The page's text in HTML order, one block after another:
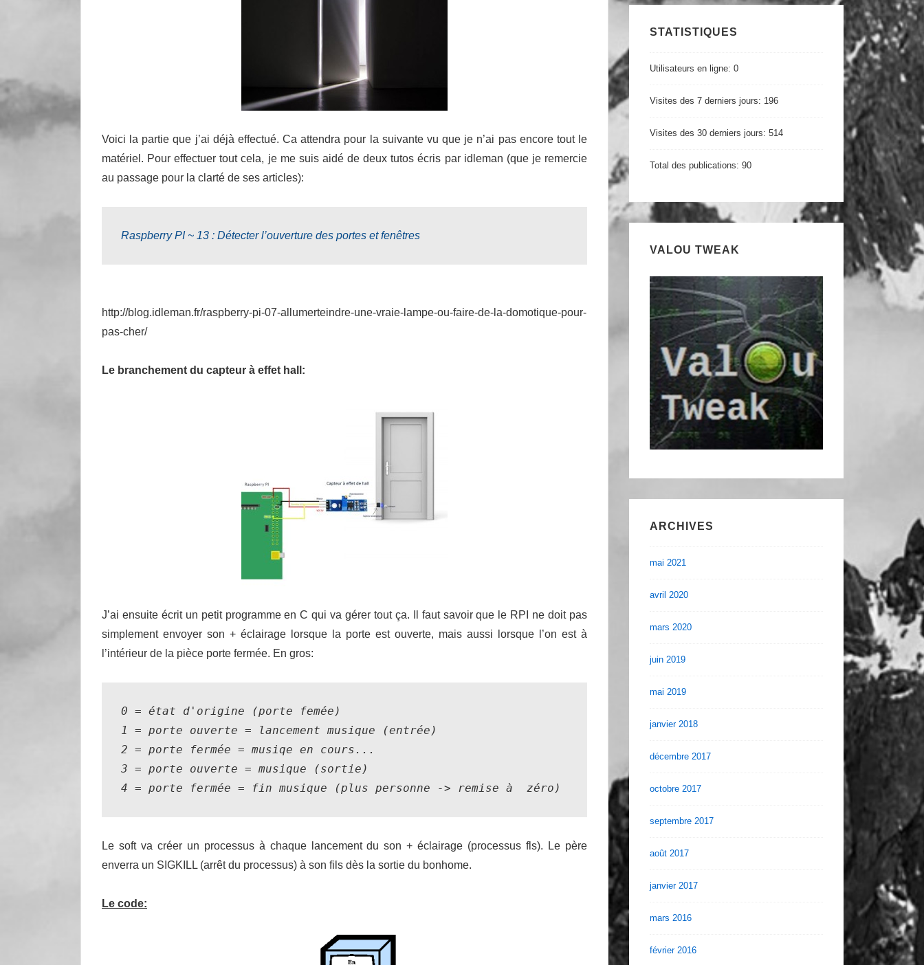
Voici la partie que j’ai déjà effectué. Ca attendra pour la suivante vu que je n’ai pas encore tout le
matériel. Pour effectuer tout cela, je me suis aidé de deux tutos écris par idleman (que je remercie
au passage pour la clarté de ses articles):
Raspberry PI ~ 13 : Détecter l’ouverture des portes et fenêtres
http://blog.idleman.fr/raspberry-pi-07-allumerteindre-une-vraie-lampe-ou-faire-de-la-domotique-pour-
pas-cher/
Le branchement du capteur à effet hall:
J’ai ensuite écrit un petit programme en C qui va gérer tout ça. Il faut savoir que le RPI ne doit pas
simplement envoyer son + éclairage lorsque la porte est ouverte, mais aussi lorsque l’on est à
l’intérieur de la pièce porte fermée. En gros:
0 = état d'origine (porte femée)
1 = porte ouverte = lancement musique (entrée)
2 = porte fermée = musiqe en cours...
3 = porte ouverte = musique (sortie)
4 = porte fermée = fin musique (plus personne -> remise à  zéro)
Le soft va créer un processus à chaque lancement du son + éclairage (processus fls). Le père
enverra un SIGKILL (arrêt du processus) à son fils dès la sortie du bonhome.
Le code:
STATISTIQUES
Utilisateurs en ligne: 0
Visites des 7 derniers jours: 196
Visites des 30 derniers jours: 514
Total des publications: 90
VALOU TWEAK
ARCHIVES
mai 2021
avril 2020
mars 2020
juin 2019
mai 2019
janvier 2018
décembre 2017
octobre 2017
septembre 2017
août 2017
janvier 2017
mars 2016
février 2016